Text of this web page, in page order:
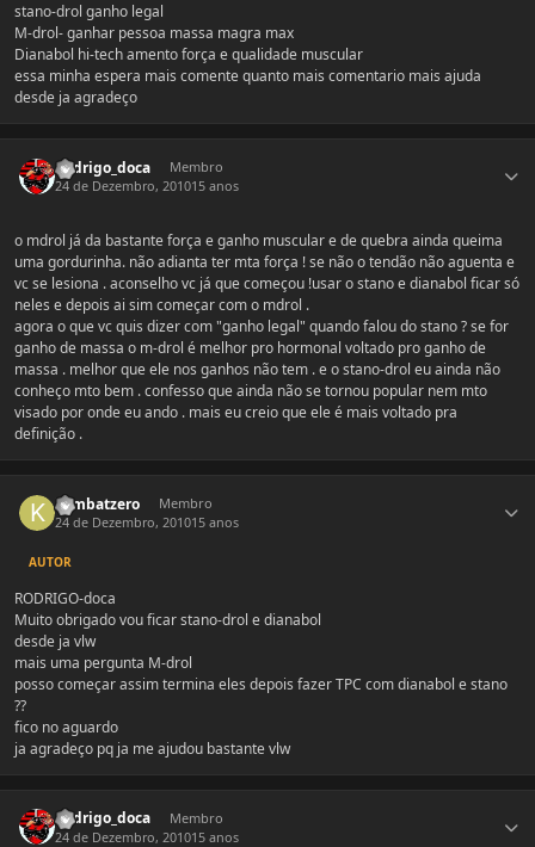
stano-drol ganho legal
M-drol- ganhar pessoa massa magra max
Dianabol hi-tech amento força e qualidade muscular
essa minha espera mais comente quanto mais comentario mais ajuda
desde ja agradeço
Rodrigo_doca
Membro
24 de Dezembro, 201015 anos
o mdrol já da bastante força e ganho muscular e de quebra ainda queima
uma gordurinha. não adianta ter mta força ! se não o tendão não aguenta e
vc se lesiona . aconselho vc já que começou !usar o stano e dianabol ficar só
neles e depois ai sim começar com o mdrol .
agora o que vc quis dizer com "ganho legal" quando falou do stano ? se for
ganho de massa o m-drol é melhor pro hormonal voltado pro ganho de
massa . melhor que ele nos ganhos não tem . e o stano-drol eu ainda não
conheço mto bem . confesso que ainda não se tornou popular nem mto
visado por onde eu ando . mais eu creio que ele é mais voltado pra
definição .
kombatzero
Membro
24 de Dezembro, 201015 anos
AUTOR
RODRIGO-doca
Muito obrigado vou ficar stano-drol e dianabol
desde ja vlw
mais uma pergunta M-drol
posso começar assim termina eles depois fazer TPC com dianabol e stano
??
fico no aguardo
ja agradeço pq ja me ajudou bastante vlw
Rodrigo_doca
Membro
24 de Dezembro, 201015 anos